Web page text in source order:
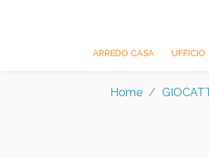
ARREDO CASA UFFICIO
Home